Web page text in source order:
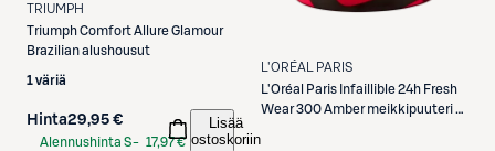
TRIUMPH
TriumphComfort Allure Glamour
Brazilian alushousut
1 väriä
Hinta29,95 €
Alennushinta S- 17,97 €
Lisää
ostoskoriin
L'ORÉAL PARIS
L'Oréal Paris Infaillible 24h Fresh
Wear 300 Amber meikkipuuteri 9